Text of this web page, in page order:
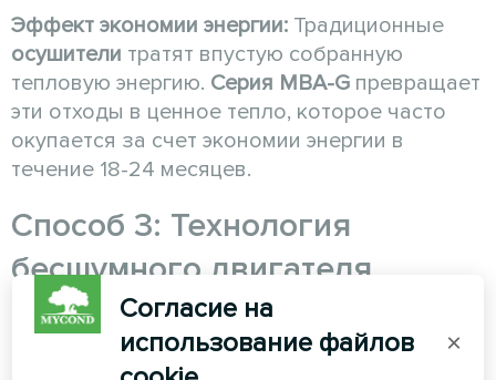
Эффект экономии энергии: Традиционные
осушители тратят впустую собранную
тепловую энергию. Серия MBA-G превращает
эти отходы в ценное тепло, которое часто
окупается за счет экономии энергии в
течение 18-24 месяцев.
Способ 3: Технология
бесшумного двигателя
постоянного тока
Стандартныеосушители
Согласие на
использование файлов
×